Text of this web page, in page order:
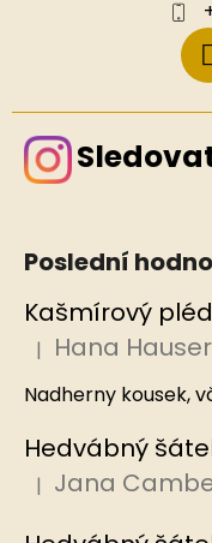
Poslední
Hodnocení
| Hana
Nadherny kousek,
Hodnocení
| Jana